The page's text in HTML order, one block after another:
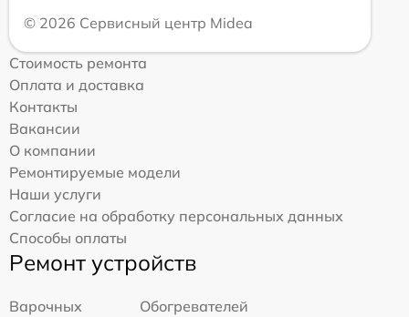
© 2026 Сервисный центр Midea
Стоимость ремонта
Оплата и доставка
Контакты
Вакансии
О компании
Ремонтируемые модели
Наши услуги
Согласие на обработку персональных данных
Способы оплаты
Ремонт устройств
Варочных
Обогревателей